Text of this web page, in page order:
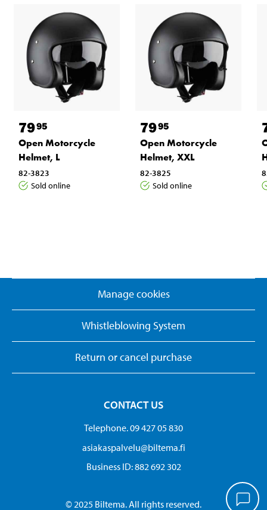
7995
Open Motorcycle
Helmet, L
82-3823
Sold online
7995
Open Motorcycle
Helmet, XXL
82-3825
Sold online
Manage cookies
Whistleblowing System
Return or cancel purchase
CONTACT US
Telephone. 09 427 05 830
asiakaspalvelu@biltema.fi
Business ID:​ 882 692 302
© 2025 Biltema. All rights reserved.